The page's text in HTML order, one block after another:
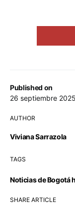
Published on
26 septiembre 2025
AUTHOR
Viviana Sarrazola
TAGS
Noticias de Bogotá
SHARE ARTICLE